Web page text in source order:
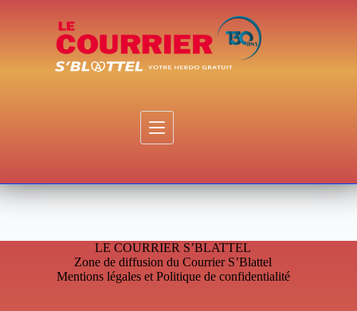
LE COURRIER S’BLATTEL
Zone de diffusion du Courrier S’Blattel
Mentions légales et Politique de confidentialité